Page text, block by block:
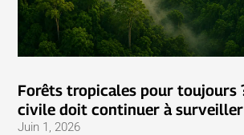
Forêts tropicales pour toujours
civile doit continuer à surveiller
Juin 1, 2026